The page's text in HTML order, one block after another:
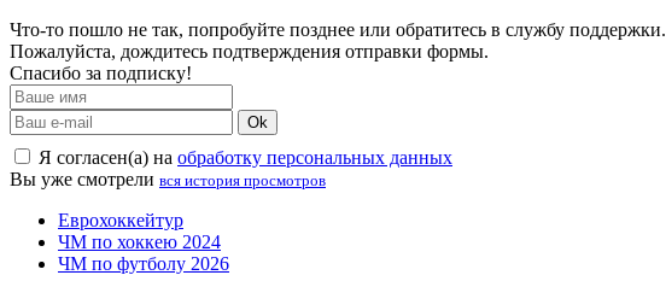
Что-то пошло не так, попробуйте позднее или обратитесь в службу поддержки.
Пожалуйста, дождитесь подтверждения отправки формы.
Спасибо за подписку!
Ok
Я согласен(а) на обработку персональных данных
Вы уже смотрели вся история просмотров
Еврохоккейтур
ЧМ по хоккею 2024
ЧМ по футболу 2026